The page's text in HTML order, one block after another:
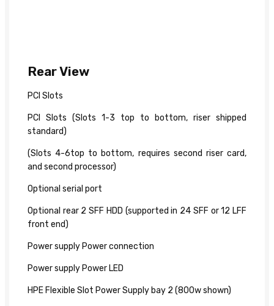
Rear View
PCI Slots
PCI Slots (Slots 1-3 top to bottom, riser shipped
standard)
(Slots 4-6top to bottom, requires second riser card,
and second processor)
Optional serial port
Optional rear 2 SFF HDD (supported in 24 SFF or 12 LFF
front end)
Power supply Power connection
Power supply Power LED
HPE Flexible Slot Power Supply bay 2 (800w shown)